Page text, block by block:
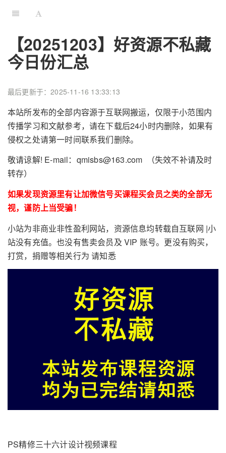
【20251203】好资源不私藏
今日份汇总
最后更新于：2025-11-16 13:33:13
本站所发布的全部内容源于互联网搬运，仅限于小范围内
传播学习和文献参考，请在下载后24小时内删除，如果有
侵权之处请第一时间联系我们删除。
敬请谅解! E-mail：qmisbs@163.com （失效不补请及时
转存）
如果发现资源里有让加微信号买课程买会员之类的全部无
视，谨防上当受骗！
小站为非商业非性盈利网站，资源信息均转载自互联网 |小
站没有充值。也没有售卖会员及 VIP 账号。更没有购买，
打赏，捐赠等相关行为 请知悉
PS精修三十六计设计视频课程